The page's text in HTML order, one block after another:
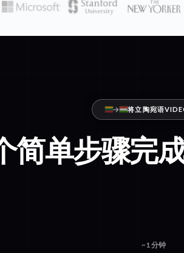
将立陶宛语
简单步骤完
~1 分钟